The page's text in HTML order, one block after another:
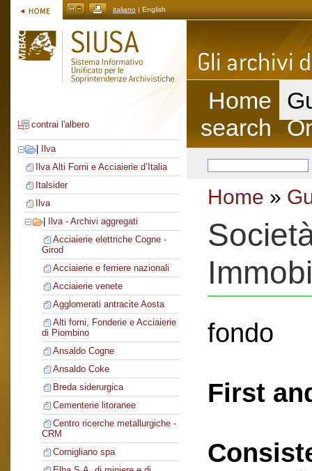
italiano | English
contrai l'albero
Ilva
Ilva Alti Forni e Acciaierie d’Italia
Italsider
Ilva
Ilva - Archivi aggregati
Acciaierie elettriche Cogne -
Girod
Acciaierie e ferriere nazionali
Acciaierie venete
Agglomerati antracite Aosta
Alti forni, Fonderie e Acciaierie
di Piombino
Ansaldo Cogne
Ansaldo Coke
Breda siderurgica
Cementerie litoranee
Centro ricerche metallurgiche -
CRM
Cornigliano spa
Home
search
Home »
fondo
First